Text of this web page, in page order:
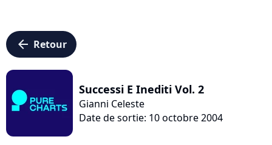
arrow_left Retour
Successi E Inediti Vol. 2
Gianni Celeste
Date de sortie: 10 octobre 2004